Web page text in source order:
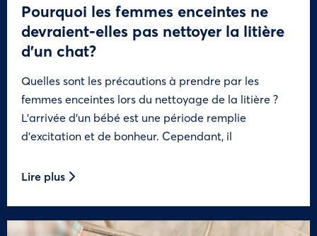
Pourquoi les femmes enceintes ne
devraient-elles pas nettoyer la litière
d’un chat?
Quelles sont les précautions à prendre par les
femmes enceintes lors du nettoyage de la litière ?
L’arrivée d’un bébé est une période remplie
d’excitation et de bonheur. Cependant, il
Lire plus